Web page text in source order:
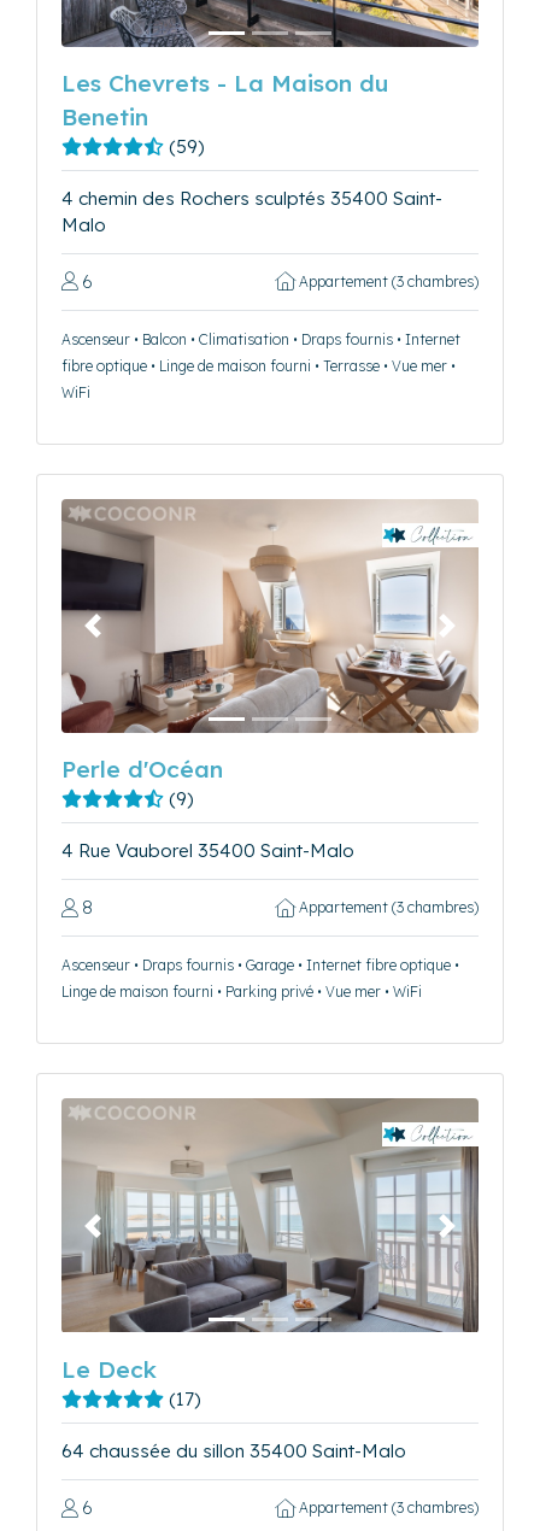
Les Chevrets - La Maison du
Benetin
(59)
4 chemin des Rochers sculptés 35400 Saint-
Malo
6 Appartement (3 chambres)
Ascenseur • Balcon • Climatisation • Draps fournis • Internet
fibre optique • Linge de maison fourni • Terrasse • Vue mer •
WiFi
Précédent Suivant
Perle d'Océan
(9)
4 Rue Vauborel 35400 Saint-Malo
8 Appartement (3 chambres)
Ascenseur • Draps fournis • Garage • Internet fibre optique •
Linge de maison fourni • Parking privé • Vue mer • WiFi
Précédent Suivant
Le Deck
(17)
64 chaussée du sillon 35400 Saint-Malo
6 Appartement (3 chambres)